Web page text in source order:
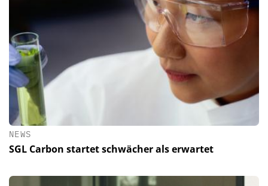
NEWS
SGL Carbon startet schwächer als erwartet